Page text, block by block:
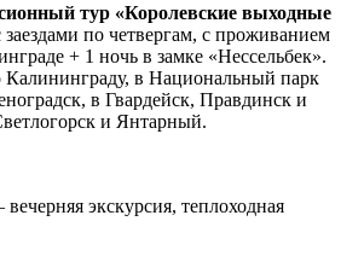
тур «Королевские выходные
заездами по четвергам, с проживанием
+ 1 ночь в замке «Нессельбек».
Калининграду, в Национальный парк
в Гвардейск, Правдинск и
и Янтарный.
экскурсия, теплоходная